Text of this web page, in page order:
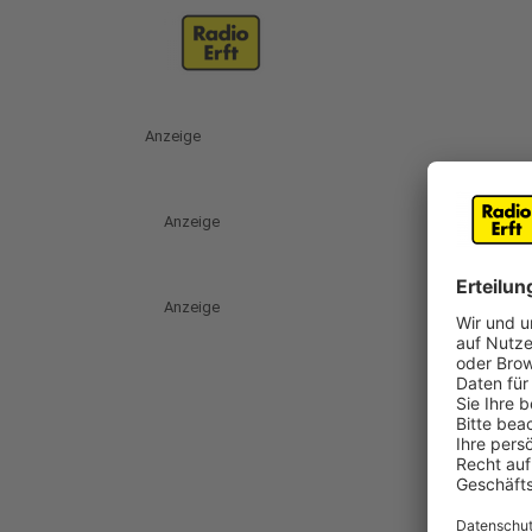
Anzeige
Anzeige
Anzeige